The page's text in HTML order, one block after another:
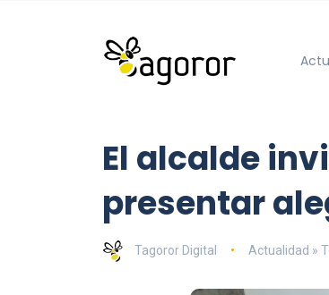
El alcalde
presentar
Tagoror Digital Actualidad »